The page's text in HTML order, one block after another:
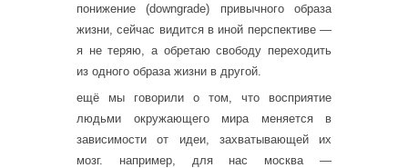
понижение (downgrade) привычного образа
жизни, сейчас видится в иной перспективе —
я не теряю, а обретаю свободу переходить
из одного образа жизни в другой.
ещё мы говорили о том, что восприятие
людьми окружающего мира меняется в
зависимости от идеи, захватывающей их
мозг. например, для нас москва —